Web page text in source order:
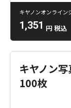
キヤノンオンライン
1,351 円 税込
キヤノン
100枚